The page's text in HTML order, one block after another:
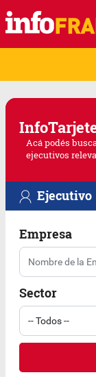
Info
Acá podés
ejecutivos
Ejecutivo
Empresa
Sector